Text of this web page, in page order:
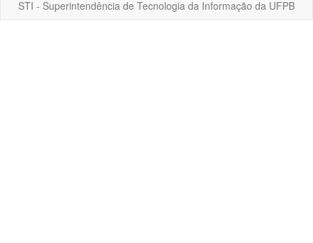
STI - Superintendência de Tecnologia da Informação da UFPB